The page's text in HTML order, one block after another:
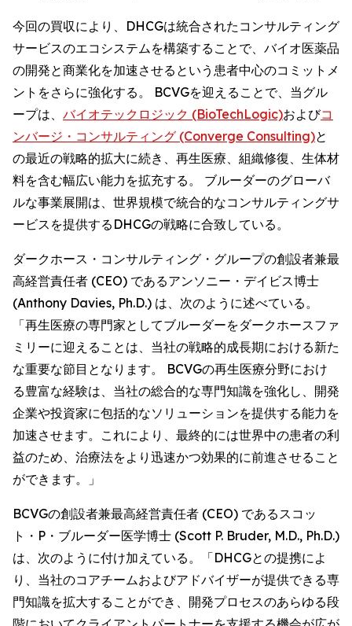
今回の買収により、DHCGは統合されたコンサルティング
サービスのエコシステムを構築することで、バイオ医薬品
の開発と商業化を加速させるという患者中心のコミットメ
ントをさらに強化する。 BCVGを迎えることで、当グル
ープは、 バイオテックロジック (BioTechLogic)およびコ
ンバージ・コンサルティング (Converge Consulting)と
の最近の戦略的拡大に続き、再生医療、組織修復、生体材
料を含む幅広い能力を拡充する。 ブルーダーのグローバ
ルな事業展開は、世界規模で統合的なコンサルティングサ
ービスを提供するDHCGの戦略に合致している。
ダークホース・コンサルティング・グループの創設者兼最
高経営責任者 (CEO) であるアンソニー・デイビス博士
(Anthony Davies, Ph.D.) は、次のように述べている。
「再生医療の専門家としてブルーダーをダークホースファ
ミリーに迎えることは、当社の戦略的成長期における新た
な重要な節目となります。 BCVGの再生医療分野におけ
る豊富な経験は、当社の総合的な専門知識を強化し、開発
企業や投資家に包括的なソリューションを提供する能力を
加速させます。これにより、最終的には世界中の患者の利
益のため、治療法をより迅速かつ効果的に前進させること
ができます。」
BCVGの創設者兼最高経営責任者 (CEO) であるスコッ
ト・P・ブルーダー医学博士 (Scott P. Bruder, M.D., Ph.D.)
は、次のように付け加えている。「DHCGとの提携によ
り、当社のコアチームおよびアドバイザーが提供できる専
門知識を拡大することができ、開発プロセスのあらゆる段